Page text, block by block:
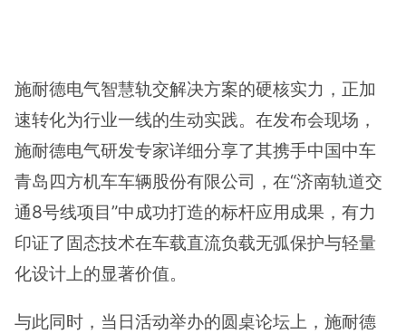
施耐德电气智慧轨交解决方案的硬核实力，正加
速转化为行业一线的生动实践。在发布会现场，
施耐德电气研发专家详细分享了其携手中国中车
青岛四方机车车辆股份有限公司，在“济南轨道交
通8号线项目”中成功打造的标杆应用成果，有力
印证了固态技术在车载直流负载无弧保护与轻量
化设计上的显著价值。
与此同时，当日活动举办的圆桌论坛上，施耐德